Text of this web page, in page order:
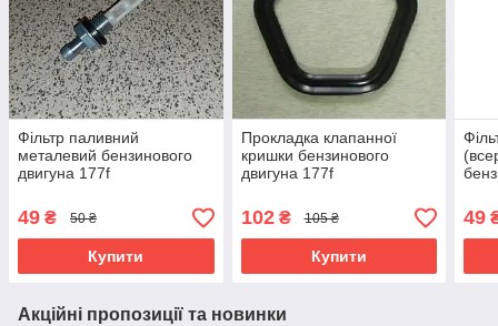
Фільтр паливний
металевий бензинового
двигуна 177f
49 ₴ 50 ₴
Купити
Прокладка клапанної
кришки бензинового
двигуна 177f
102₴ 105 ₴
Купити
49
Акційні пропозиції та новинки